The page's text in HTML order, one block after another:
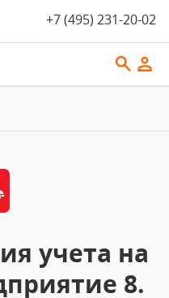
+7 (495) 231-20-02
учета на
8.